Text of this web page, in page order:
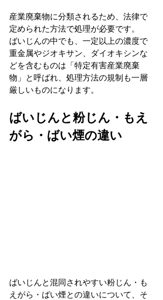
産業廃棄物に分類されるため、法律で
定められた方法で処理が必要です。
ばいじんの中でも、一定以上の濃度で
重金属やジオキサン、ダイオキシンな
どを含むものは「特定有害産業廃棄
物」と呼ばれ、処理方法の規制も一層
厳しいものになります。
ばいじんと粉じん・もえ
がら・ばい煙の違い
ばいじんと混同されやすい粉じん・も
えがら・ばい煙との違いについて、そ